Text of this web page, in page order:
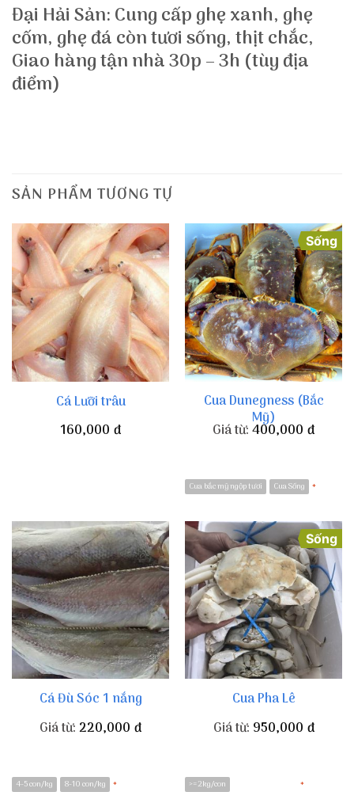
Đại Hải Sản: Cung cấp ghẹ xanh, ghẹ
cốm, ghẹ đá còn tươi sống, thịt chắc,
Giao hàng tận nhà 30p – 3h (tùy địa
điểm)
SẢN PHẨM TƯƠNG TỰ
Cá Lưỡi trâu
160,000 đ
Sống
Cua Dunegness (Bắc
Mỹ)
Giá từ:400,000 đ
Cua bắc mỹ ngộp tươi Cua Sống *
Cá Đù Sóc 1 nắng
Giá từ:220,000 đ
4-5 con/kg 8-10 con/kg *
Sống
Cua Pha Lê
Giá từ: 950,000 đ
>=2kg/con
*